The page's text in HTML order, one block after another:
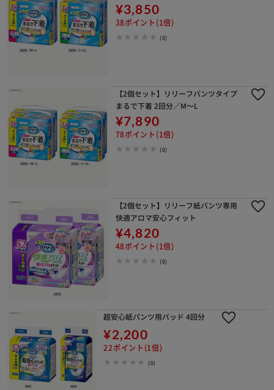
¥3,850
38ポイント(1倍)
(0)
【2個セット】リリーフパンツタイプ
まるで下着 2回分／M～L
¥7,890
78ポイント(1倍)
(0)
【2個セット】リリーフ紙パンツ専用
快適アロマ安心フィット
¥4,820
48ポイント(1倍)
(0)
超安心紙パンツ用パッド 4回分
¥2,200
22ポイント(1倍)
(0)